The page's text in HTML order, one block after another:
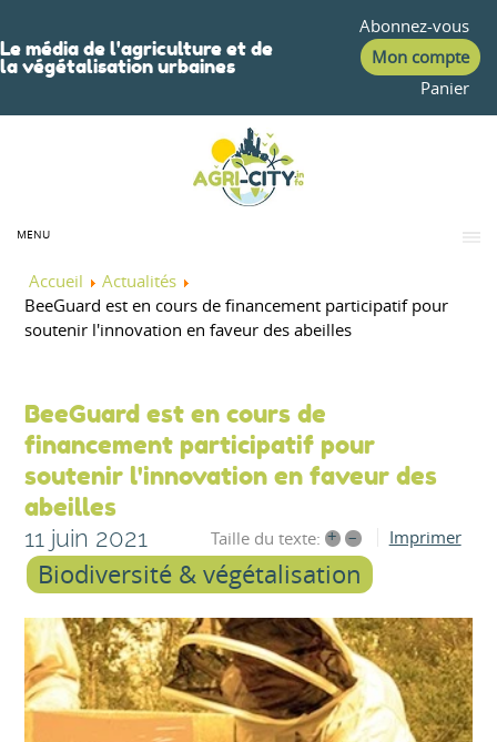
Le média de l'agriculture et de
la végétalisation urbaines
Abonnez-vous
Mon compte
Panier
MENU
Accueil
Actualités
BeeGuard est en cours de financement participatif pour
soutenir l'innovation en faveur des abeilles
BeeGuard est en cours de
financement participatif pour
soutenir l'innovation en faveur des
abeilles
11 juin 2021 Taille du texte: + – Imprimer
Biodiversité & végétalisation